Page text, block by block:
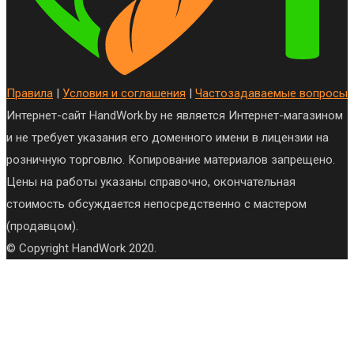
Правила | Условия и соглашения | Частозадаваемые вопросы
Интернет-сайт HandWork.by не является Интернет-магазином
и не требует указания его доменного имени в лицензии на
розничную торговлю. Копирование материалов запрещено.
Цены на работы указаны справочно, окончательная
стоимость обсуждается непосредственно с мастером
(продавцом).
© Copyright HandWork 2020.